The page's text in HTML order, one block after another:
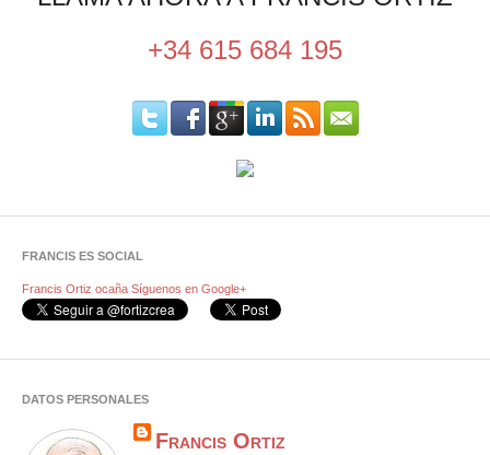
+34 615 684 195
FRANCIS ES SOCIAL
Francis Ortiz ocaña Síguenos en Google+
DATOS PERSONALES
Francis Ortiz